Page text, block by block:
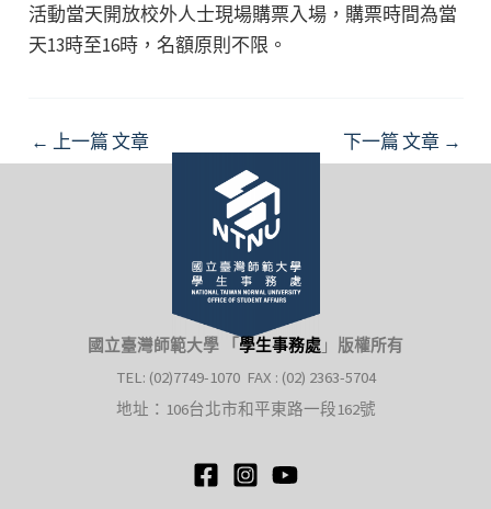
活動當天開放校外人士現場購票入場，購票時間為當
天13時至16時，名額原則不限。
Post
navigation
← 上一篇 文章 下一篇 文章 →
國立臺灣師範大學 「 學生事務處 」 版權所有
TEL: (02)7749-1070 FAX : (02) 2363-5704
地址：106台北市和平東路一段162號